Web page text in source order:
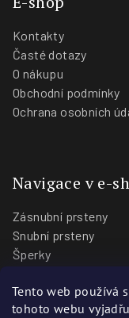
Tento web používá
tohoto webu
Kontakty
Časté dotazy
O nákupu
Obchodní podmínky
Ochrana osobních
Navigace v e-
Zásnubní prsteny
Snubní prsteny
Šperky
Blog
Prodejny